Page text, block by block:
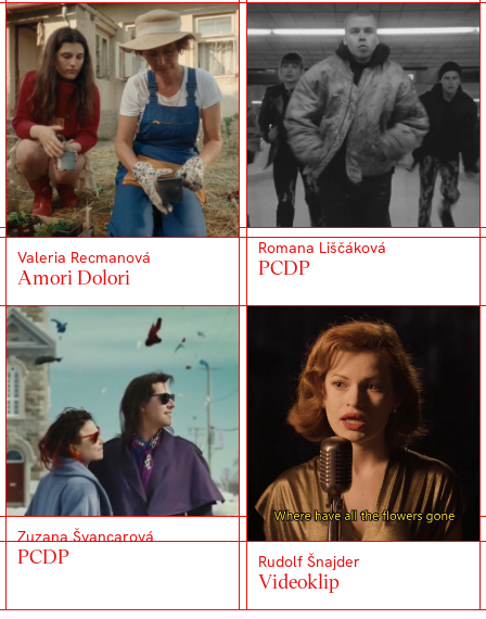
Valeria Recmanová
Amori Dolori
Romana Liščáková
PCDP
Zuzana Švancarová
PCDP Rudolf Šnajder
Videoklip